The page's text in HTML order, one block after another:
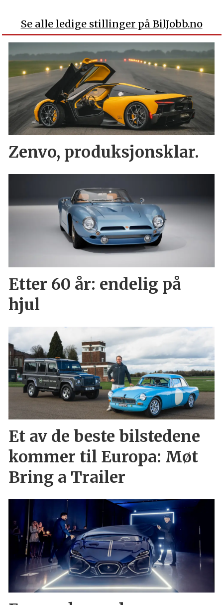
Se alle ledige stillinger på BilJobb.no
Zenvo, produksjonsklar.
Etter 60 år: endelig på
hjul
Et av de beste bilstedene
kommer til Europa: Møt
Bring a Trailer